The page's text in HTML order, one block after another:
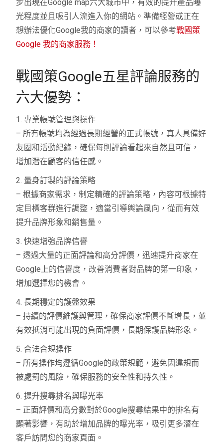
步出現在Google map六大城市中，有效的提升產品曝
光程度並且吸引人流進入你的網站。準備經營或正在
想辦法優化Google我的商家的讀者，可以參考戰國策
Google 我的商家服務！
戰國策Google五星評論服務的
六大優勢：
1. 專業帳號管理與操作
– 所有帳號均為經過長期經營的正式帳號，真人具備好
友圈和活動紀錄，確保每則評論看起來自然且可信，
增加潛在顧客的信任感。
2. 量身訂製的評論策略
– 根據商家需求，制定精確的評論策略，內容可根據特
定目標客群進行調整，適當引導輿論風向，從而有效
提升品牌形象和銷售量。
3. 快速增強品牌信譽
– 透過大量的正面評論和高分評價，迅速提升商家在
Google上的信譽度，改善消費者對品牌的第一印象，
增加選擇您的機會。
4. 長期穩定的護盤效果
– 持續的評價維護與管理，確保商家評價不斷增長，並
有效抵消可能出現的負面評價，長期保護品牌形象。
5. 合法合規操作
– 所有操作均遵循Google的政策規範，避免因違規而
被處罰的風險，確保服務的安全性和持久性。
6. 提升搜尋排名與曝光率
– 正面評價和高分數對於Google搜尋結果中的排名有
顯著影響，有助於增加品牌的曝光率，吸引更多潛在
客戶訪問您的商家頁面。